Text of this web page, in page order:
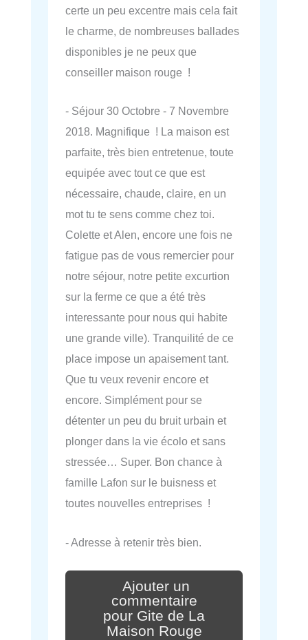
certe un peu excentre mais cela fait
le charme, de nombreuses ballades
disponibles je ne peux que
conseiller maison rouge !
- Séjour 30 Octobre - 7 Novembre
2018. Magnifique ! La maison est
parfaite, très bien entretenue, toute
equipée avec tout ce que est
nécessaire, chaude, claire, en un
mot tu te sens comme chez toi.
Colette et Alen, encore une fois ne
fatigue pas de vous remercier pour
notre séjour, notre petite excurtion
sur la ferme ce que a été très
interessante pour nous qui habite
une grande ville). Tranquilité de ce
place impose un apaisement tant.
Que tu veux revenir encore et
encore. Simplément pour se
détenter un peu du bruit urbain et
plonger dans la vie écolo et sans
stressée… Super. Bon chance à
famille Lafon sur le buisness et
toutes nouvelles entreprises !
- Adresse à retenir très bien.
Ajouter un
commentaire
pour Gite de La
Maison Rouge